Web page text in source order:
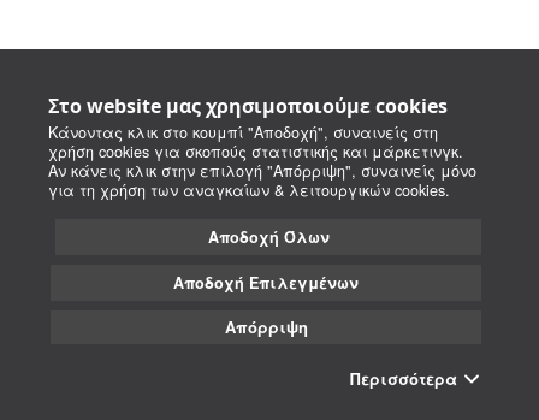
Στο website μας χρησιμοποιούμε cookies
Κάνοντας κλικ στο κουμπί "Αποδοχή", συναινείς στη
χρήση cookies για σκοπούς στατιστικής και μάρκετινγκ.
Αν κάνεις κλικ στην επιλογή "Απόρριψη", συναινείς μόνο
για τη χρήση των αναγκαίων & λειτουργικών cookies.
Αποδοχή Όλων
Αποδοχή Επιλεγμένων
Απόρριψη
Περισσότερα